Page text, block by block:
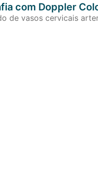
com Doppler
de vasos cervicais